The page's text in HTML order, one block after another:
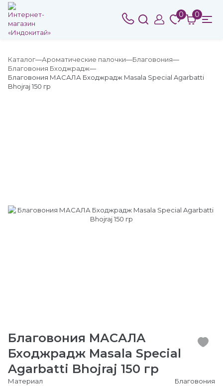
0 0
Каталог Ароматические палочки
Благовония
Благовония Бходжрадж
Благовония МАСАЛА Бходжрадж Masala Special Agarbatti
Bhojraj 150 гр
Благовония МАСАЛА
Бходжрадж Masala Special
Agarbatti Bhojraj 150 гр
Материал
Благовония